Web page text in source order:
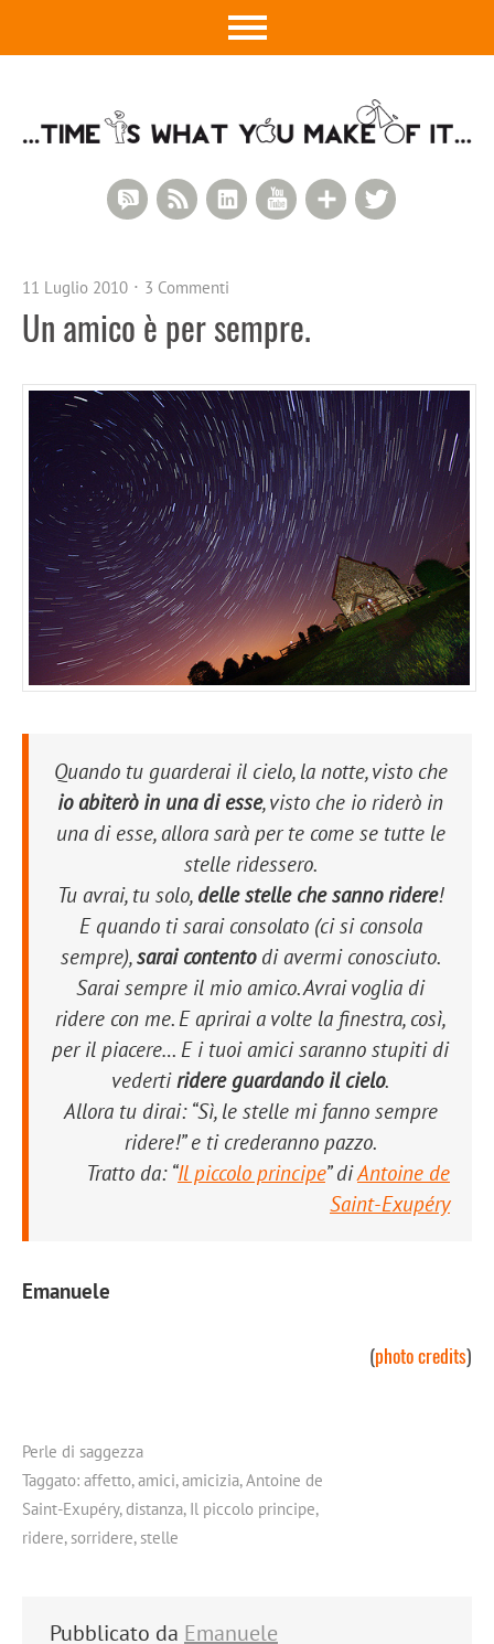
Google+
YouTube
LinkedIn
RSS Feed
RSS Comments
11 Luglio 2010 3 Commenti
Un amico è per sempre.
Quando tu guarderai il cielo, la notte, visto che
io abiterò in una di esse, visto che io riderò in
una di esse, allora sarà per te come se tutte le
stelle ridessero.
Tu avrai, tu solo, delle stelle che sanno ridere!
E quando ti sarai consolato (ci si consola
sempre),sarai contentodi avermi conosciuto.
Sarai sempre il mio amico. Avrai voglia di
ridere con me. E aprirai a volte la finestra, così,
per il piacere… E i tuoi amici saranno stupiti di
vederti ridere guardando il cielo.
Allora tu dirai: “Sì, le stelle mi fanno sempre
ridere!”e ti crederanno pazzo.
Tratto da: “Il piccolo principe” diAntoine de
Saint-Exupéry
Emanuele
(photo credits)
Perle di saggezza
Taggato: affetto,amici,amicizia,Antoine de
Saint-Exupéry,distanza, Il piccolo principe,
ridere,sorridere,stelle
Pubblicato da Emanuele